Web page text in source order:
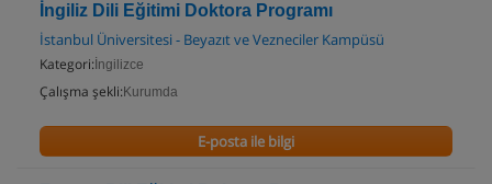
İngiliz Dili Eğitimi Doktora Programı
İstanbul Üniversitesi - Beyazıt ve Vezneciler Kampüsü
Kategori: İngilizce
Çalışma şekli: Kurumda
E-posta ile bilgi